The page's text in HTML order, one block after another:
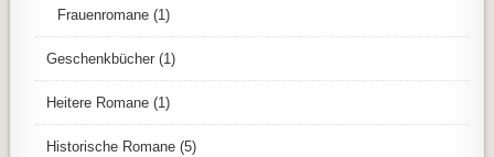
Frauenromane (1)
Geschenkbücher (1)
Heitere Romane (1)
Historische Romane (5)